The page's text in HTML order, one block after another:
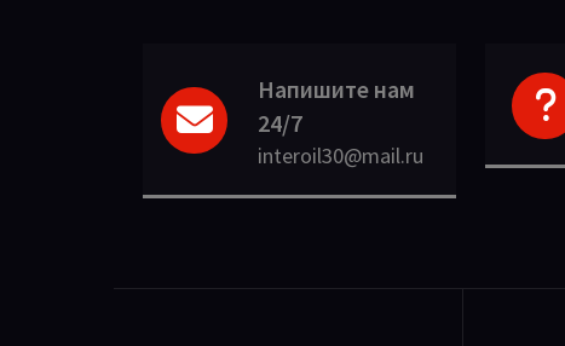
Напишите нам
24/7
interoil30@mail.ru